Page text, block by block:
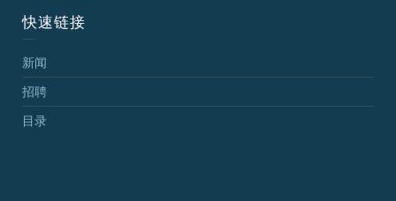
快速链接
新闻
招聘
目录